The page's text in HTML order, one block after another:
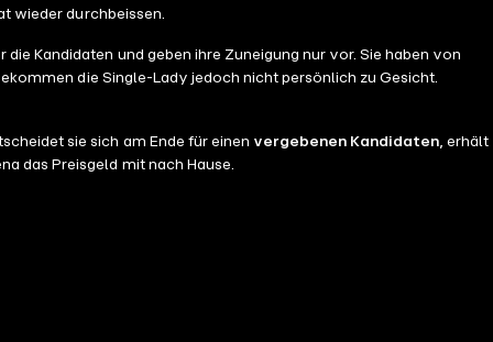
wieder durchbeissen.
die Kandidaten und geben ihre Zuneigung nur vor. Sie haben von
die Single-Lady jedoch nicht persönlich zu Gesicht.
sie sich am Ende für einen vergebenen Kandidaten, erhält
das Preisgeld mit nach Hause.